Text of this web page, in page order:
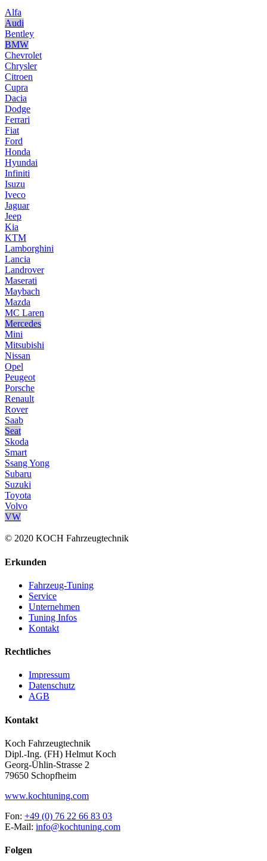
Alfa
Audi
Bentley
BMW
Chevrolet
Chrysler
Citroen
Cupra
Dacia
Dodge
Ferrari
Fiat
Ford
Honda
Hyundai
Infiniti
Isuzu
Iveco
Jaguar
Jeep
Kia
KTM
Lamborghini
Lancia
Landrover
Maserati
Maybach
Mazda
MC Laren
Mercedes
Mini
Mitsubishi
Nissan
Opel
Peugeot
Porsche
Renault
Rover
Saab
Seat
Skoda
Smart
Ssang Yong
Subaru
Suzuki
Toyota
Volvo
VW
© 2020 KOCH Fahrzeugtechnik
Erkunden
Fahrzeug-Tuning
Service
Unternehmen
Tuning Infos
Kontakt
Rechtliches
Impressum
Datenschutz
AGB
Kontakt
Koch Fahrzeugtechnik
Dipl.-Ing. (FH) Helmut Koch
Georg-Ühlin-Strasse 2
79650 Schopfheim
www.kochtuning.com
Fon: +49 (0) 76 22 66 83 03
E-Mail: info@kochtuning.com
Folgen